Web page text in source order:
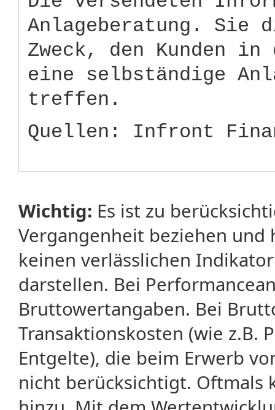
Anlageberatung. Sie
Zweck, den Kunden
eine selbständige
treffen.
Quellen: Infront
Wichtig: Es ist zu
Vergangenheit beziehen
keinen verlässlichen
darstellen. Bei
Bruttowertangaben. Bei
Transaktionskosten (wie z.B.
Entgelte), die beim Erwerb
nicht berücksichtigt. Oftmals